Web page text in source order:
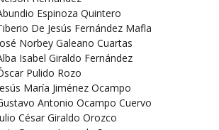
Espinoza Quintero
De Jesús Fernández Mafla
Norbey Galeano Cuartas
Isabel Giraldo Fernández
Pulido Rozo
María Jiménez Ocampo
Antonio Ocampo Cuervo
César Giraldo Orozco